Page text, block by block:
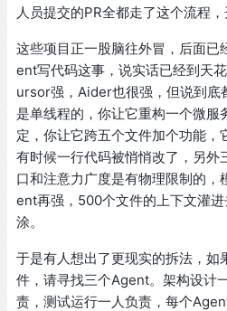
人员提交的PR全都走了这个流程
这些项目正一股脑往外冒，后面已
ent写代码这事，说实话已经到天
ursor强，Aider也很强，但说到底
是单线程的，你让它重构一个微服
定，你让它跨五个文件加个功能，
有时候一行代码被悄悄改了，另外
口和注意力广度是有物理限制的，
ent再强，500个文件的上下文灌
涂。
于是有人想出了更现实的拆法，如
件，请寻找三个Agent。架构设计
责，测试运行一人负责，每个